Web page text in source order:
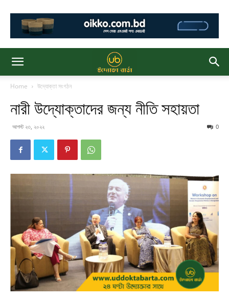
Home উদ্যোক্তা সংগঠন
নারী উদ্যোক্তাদের জন্য নীতি সহায়তা
আগস্ট ২৩, ২০২২ 0